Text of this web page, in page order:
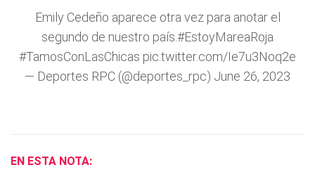
Emily Cedeño aparece otra vez para anotar el
segundo de nuestro país.#EstoyMareaRoja
#TamosConLasChicas pic.twitter.com/Ie7u3Noq2e
— Deportes RPC (@deportes_rpc) June 26, 2023
EN ESTA NOTA: